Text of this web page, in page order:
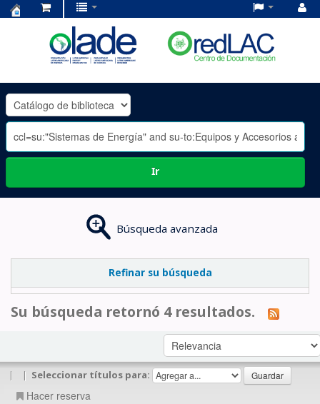
OLADE
-
Ir
Búsqueda avanzada
Refinar su búsqueda
Su búsqueda retornó 4 resultados.
| | Seleccionar títulos para:
Hacer reserva